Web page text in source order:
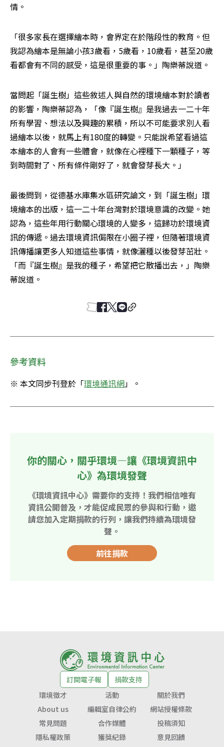
情。
「很多家長在選擇繪本時，會界定在於階段性的教育。但
我認為繪本是無論小孩3歲看，5歲看，10歲看，甚至20歲
看都會有不同的感受，這是很重要的事。」陶樂蒂說道。
當問起「誕生樹」這些敘述人與自然的環境繪本對於讀者
的影響，陶樂蒂認為，「像『誕生樹』是我過去一二十年
所有學習、想法以及興趣的累積，所以不可能要求別人看
過繪本以後，就馬上有180度的轉變。只能說希望看過這
本繪本的人會有一些體會，就像在心裡種下一顆種子，等
到時間對了、所有條件剛好了，就會發芽長大。」
最後問到，從德基水庫集水區研究論文，到「誕生樹」環
境繪本的出版，這一二十年台灣對於環境意識的改變。她
認為，這些年用行動關心環境的人變多，這歸功於環境資
訊的傳遞。過去環境資訊侷限在小圈子裡，但隨著環境資
訊傳播讓更多人知道這些事情，就像灑種以後發芽茁壯。
「而『誕生樹』是我的種子，希望把它散播出去，」陶樂
蒂說道。
參考資料
※ 本文同步刊登於「環境通訊網」。
你的關心，關乎環境—讓《環境資訊中
心》為環境發聲
《環境資訊中心》需要你的支持！我們相信唯有
資訊公開普及，才能促成民眾的參與和行動，邀
請您加入定期捐款的行列，讓我們持續為環境發
聲。
前往捐款
訂閱電子報
捐款支持
環境徵才
活動
關於我們
About us
編輯室自律公約
網站授權條款
常見問題
合作媒體
投稿須知
隱私權政策
獲獎紀錄 意見回饋